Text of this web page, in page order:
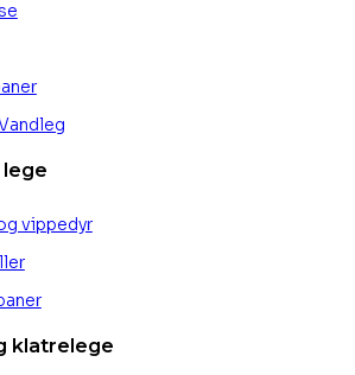
lege
vippedyr
klatrelege